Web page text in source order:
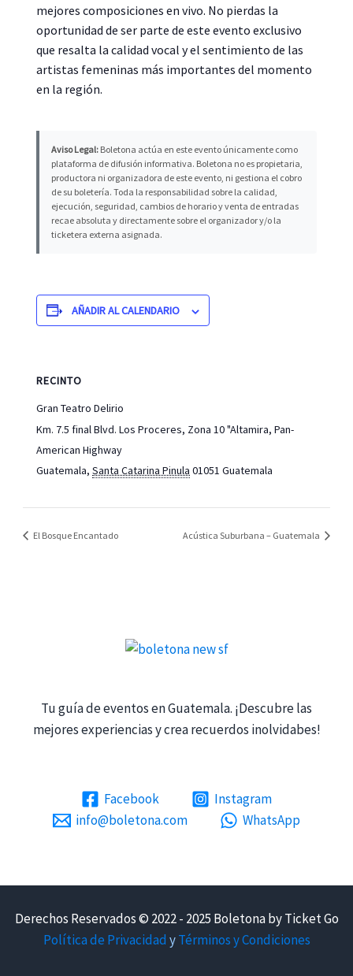
mejores composiciones en vivo. No pierdas la
oportunidad de ser parte de este evento exclusivo
que resalta la calidad vocal y el sentimiento de las
artistas femeninas más importantes del momento
en la región.
Aviso Legal: Boletona actúa en este evento únicamente como
plataforma de difusión informativa. Boletona no es propietaria,
productora ni organizadora de este evento, ni gestiona el cobro
de su boletería. Toda la responsabilidad sobre la calidad,
ejecución, seguridad, cambios de horario y venta de entradas
recae absoluta y directamente sobre el organizador y/o la
ticketera externa asignada.
AÑADIR AL CALENDARIO
RECINTO
Gran Teatro Delirio
Km. 7.5 final Blvd. Los Proceres, Zona 10 "Altamira, Pan-
American Highway
Guatemala, Santa Catarina Pinula 01051 Guatemala
El Bosque Encantado Acústica Suburbana – Guatemala
Tu guía de eventos en Guatemala. ¡Descubre las
mejores experiencias y crea recuerdos inolvidabes!
Facebook
Instagram
info@boletona.com
WhatsApp
Derechos Reservados © 2022 - 2025 Boletona by Ticket Go
Política de Privacidad yTérminos y Condiciones